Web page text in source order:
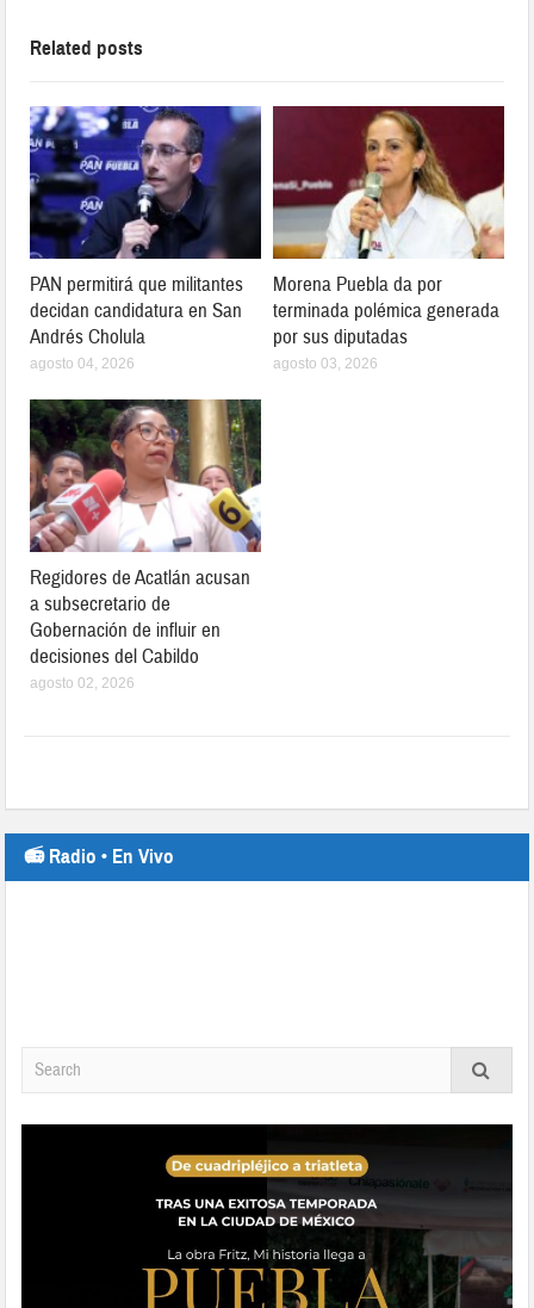
Related posts
PAN permitirá que militantes
decidan candidatura en San
Andrés Cholula
agosto 04, 2026
Morena Puebla da por
terminada polémica generada
por sus diputadas
agosto 03, 2026
Regidores de Acatlán acusan
a subsecretario de
Gobernación de influir en
decisiones del Cabildo
agosto 02, 2026
📻 Radio • En Vivo